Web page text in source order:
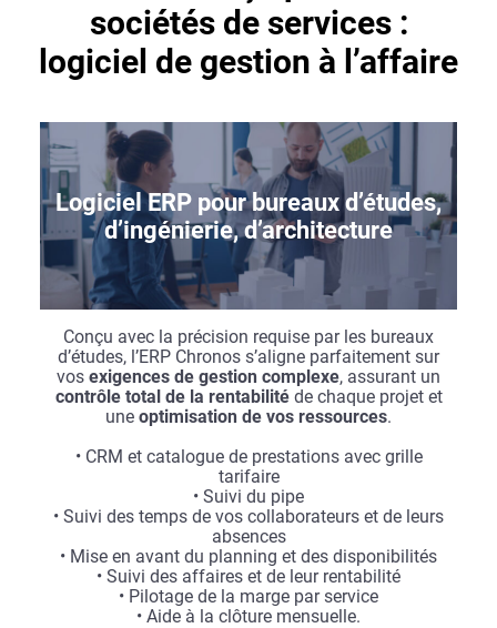
sociétés de services :
logiciel de gestion à l’affaire
Logiciel ERP pour bureaux d’études,
d’ingénierie, d’architecture
Conçu avec la précision requise par les bureaux
d’études, l’ERP Chronos s’aligne parfaitement sur
vos exigences de gestion complexe, assurant un
contrôle total de la rentabilitéde chaque projet et
une optimisation de vos ressources.
• CRM et catalogue de prestations avec grille
tarifaire
• Suivi du pipe
• Suivi des temps de vos collaborateurs et de leurs
absences
• Mise en avant du planning et des disponibilités
• Suivi des affaires et de leur rentabilité
• Pilotage de la marge par service
• Aide à la clôture mensuelle.